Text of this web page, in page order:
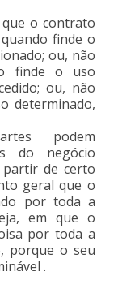
que o contrato
finde o
ou, não
finde o uso
ou, não
determinado,
podem
do negócio
partir de certo
geral que o
por toda a
em que o
por toda a
porque o seu
.